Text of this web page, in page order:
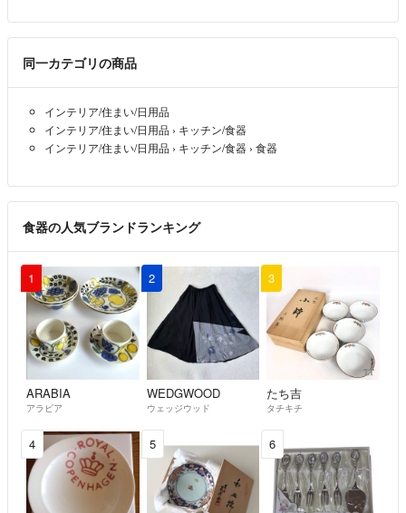
同一カテゴリの商品
インテリア/住まい/日用品
インテリア/住まい/日用品 › キッチン/食器
インテリア/住まい/日用品 › キッチン/食器 › 食器
食器の人気ブランドランキング
1
ARABIA
アラビア
2
WEDGWOOD
ウェッジウッド
3
たち吉
タチキチ
4 5 6